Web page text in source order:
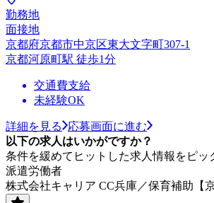
勤務地
面接地
京都府京都市中京区東大文字町307-1
京都河原町駅 徒歩1分
交通費支給
未経験OK
詳細を見る
応募画面に進む
以下の求人はいかがですか？
条件を緩めてヒットした求人情報をピッ
派遣労働者
株式会社キャリア CC兵庫／保育補助【